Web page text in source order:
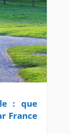
: que
France